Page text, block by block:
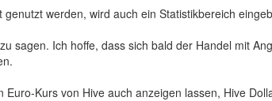
werden, wird auch ein Statistikbereich
sagen. Ich hoffe, dass sich bald der Handel mit
Euro-Kurs von Hive auch anzeigen lassen, Hive